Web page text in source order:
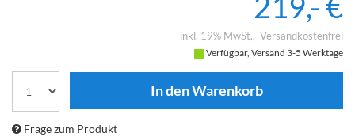
inkl. 19% MwSt. Versandkostenfrei
Verfügbar, Versand 3-5 Werktage
Frage zum Produkt